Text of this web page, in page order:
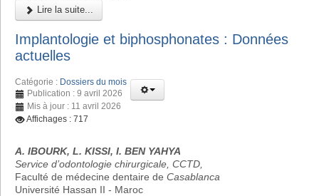
Lire la suite...
Implantologie et biphosphonates : Données
actuelles
Catégorie : Dossiers du mois
Publication : 9 avril 2026
Mis à jour : 11 avril 2026
Affichages : 717
A. IBOURK, L. KISSI, I. BEN YAHYA
Service d’odontologie chirurgicale, CCTD,
Faculté de médecine dentaire de Casablanca
Université Hassan II - Maroc